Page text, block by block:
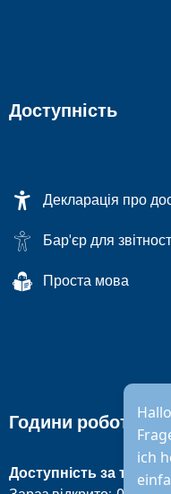
Доступність
Декларація про
Бар'єр для
Проста мова
ich
Години роботи
Доступність за